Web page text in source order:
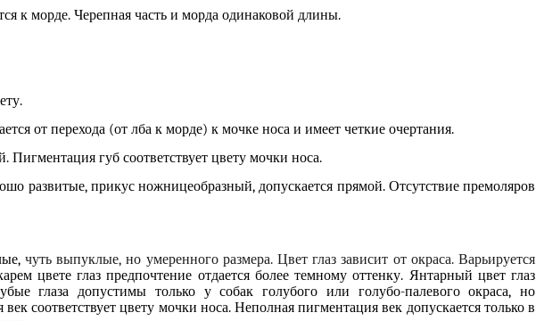
к морде. Черепная часть и морда одинаковой длины.
от перехода (от лба к морде) к мочке носа и имеет четкие очертания.
губ соответствует цвету мочки носа.
развитые, прикус ножницеобразный, допускается прямой. Отсутствие премоляров
чуть выпуклые, но умеренного размера.Цвет глаз зависит от окраса. Варьируется
цвете глаз предпочтение отдается более темному оттенку. Янтарный цвет глаз
глаза допустимы только у собак голубого или голубо-палевого окраса, но
соответствует цвету мочки носа. Неполная пигментация век допускается только в